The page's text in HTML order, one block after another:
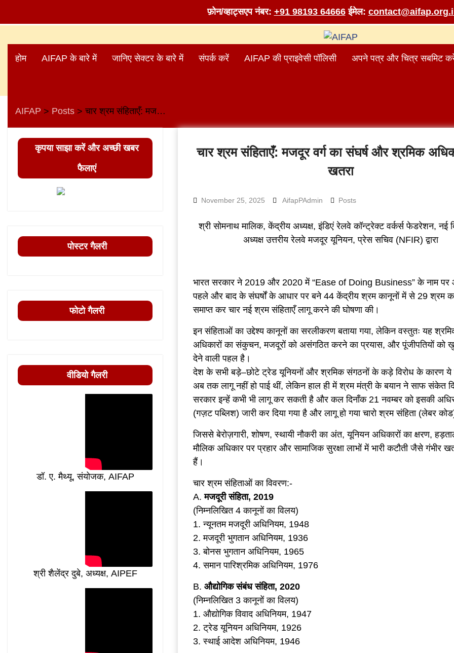
फ़ोन/व्हाट्सएप नंबर: +91 98193 64666 ईमेल:
content
होम AIFAP के बारे में जानिए सेक्टर के बारे में संपर्क करें AIFAP की प्राइवेसी पॉलिसी अपने पत्र और चित्र सबमिट
AIFAP > Posts > चार श्रम संहिताएँ: मजदूर वर्ग का संघर्ष और श्रमिक अधिकारों पर खतरा
चार श्रम संहिताएँ: मजदूर वर्ग का संघर्ष और श्रमिक
खतरा
November 25, 2025 AifapPAdmin Posts
श्री सोमनाथ मालिक, केंद्रीय अध्यक्ष, इंडिएं रेलवे कॉन्ट्रेक्ट वर्कर्स फेडरेशन, नई
अध्यक्ष उत्तरीय रेलवे मजदूर यूनियन, प्रेस सचिव (NFIR) द्वारा
भारत सरकार ने 2019 और 2020 में “Ease of Doing Business” के नाम पर
पहले और बाद के संघर्षों के आधार पर बने 44 केंद्रीय श्रम कानूनों में से 29 श्रम
समाप्त कर चार नई श्रम संहिताएँ लागू करने की घोषणा की।
इन संहिताओं का उद्देश्य कानूनों का सरलीकरण बताया गया, लेकिन वस्तुतः यह
अधिकारों का संकुचन, मजदूरों को असंगठित करने का प्रयास, और पूंजीपतियों को
देने वाली पहल है।
देश के सभी बड़े–छोटे ट्रेड यूनियनों और श्रमिक संगठनों के कड़े विरोध के कारण ये
अब तक लागू नहीं हो पाई थीं, लेकिन हाल ही में श्रम मंत्री के बयान ने साफ संकेत
सरकार इन्हें कभी भी लागू कर सकती है और कल दिनाँक 21 नवम्बर को इसकी
(गज़ट पब्लिश) जारी कर दिया गया है और लागू हो गया चारो श्रम संहिता (लेबर
जिससे बेरोज़गारी, शोषण, स्थायी नौकरी का अंत, यूनियन अधिकारों का क्षरण,
मौलिक अधिकार पर प्रहार और सामाजिक सुरक्षा लाभों में भारी कटौती जैसे गंभीर
हैं।
चार श्रम संहिताओं का विवरण:-
A.मजदूरी संहिता, 2019
(निम्नलिखित 4 कानूनों का विलय)
1. न्यूनतम मजदूरी अधिनियम, 1948
2. मजदूरी भुगतान अधिनियम, 1936
3. बोनस भुगतान अधिनियम, 1965
4. समान पारिश्रमिक अधिनियम, 1976
B. औद्योगिक संबंध संहिता, 2020
(निम्नलिखित 3 कानूनों का विलय)
1. औद्योगिक विवाद अधिनियम, 1947
2. ट्रेड यूनियन अधिनियम, 1926
3. स्थाई आदेश अधिनियम, 1946
कृपया साझा करें और अच्छी खबर
फैलाएं
पोस्टर गैलरी
फोटो गैलरी
वीडियो गैलरी
डॉ. ए. मैथ्यू, संयोजक, AIFAP
श्री शैलेंद्र दुबे, अध्यक्ष, AIPEF